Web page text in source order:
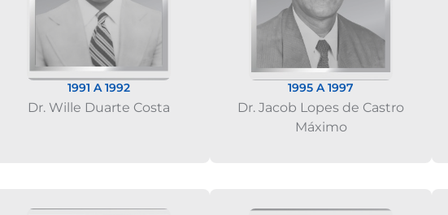
1991 A 1992
Dr. Wille Duarte Costa
1995 A 1997
Dr. Jacob Lopes de Castro
Máximo